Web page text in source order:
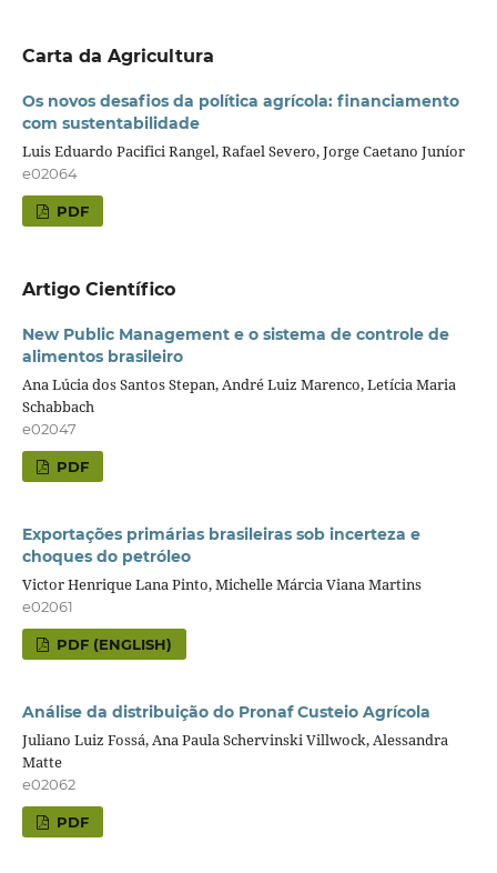
Carta da Agricultura
Os novos desafios da política agrícola: financiamento
com sustentabilidade
Luis Eduardo Pacifici Rangel, Rafael Severo, Jorge Caetano Juníor
e02064
PDF
Artigo Científico
New Public Management e o sistema de controle de
alimentos brasileiro
Ana Lúcia dos Santos Stepan, André Luiz Marenco, Letícia Maria
Schabbach
e02047
PDF
Exportações primárias brasileiras sob incerteza e
choques do petróleo
Victor Henrique Lana Pinto, Michelle Márcia Viana Martins
e02061
PDF (ENGLISH)
Análise da distribuição do Pronaf Custeio Agrícola
Juliano Luiz Fossá, Ana Paula Schervinski Villwock, Alessandra
Matte
e02062
PDF